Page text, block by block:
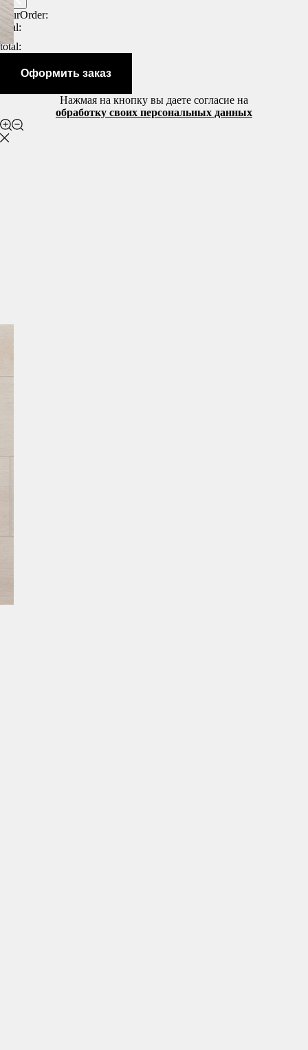
yourOrder:
total:
total:
Оформить заказ
Нажмая на кнопку вы даете согласие на
обработку своих персональных данных